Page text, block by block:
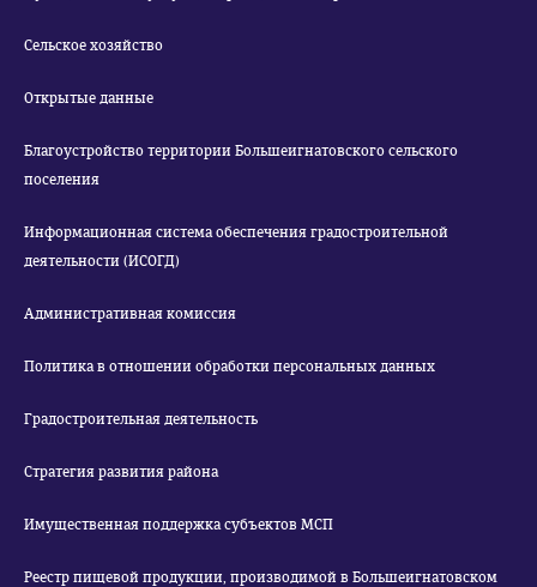
Сельское хозяйство
Открытые данные
Благоустройство территории Большеигнатовского сельского
поселения
Информационная система обеспечения градостроительной
деятельности (ИСОГД)
Административная комиссия
Политика в отношении обработки персональных данных
Градостроительная деятельность
Стратегия развития района
Имущественная поддержка субъектов МСП
Реестр пищевой продукции, производимой в Большеигнатовском